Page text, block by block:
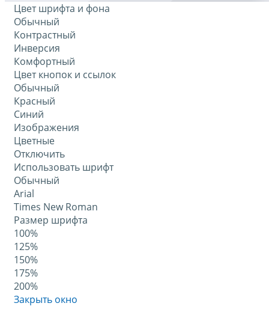
Цвет шрифта и фона
Обычный
Контрастный
Инверсия
Комфортный
Цвет кнопок и ссылок
Обычный
Красный
Синий
Изображения
Цветные
Отключить
Использовать шрифт
Обычный
Arial
Times New Roman
Размер шрифта
100%
125%
150%
175%
200%
Закрыть окно